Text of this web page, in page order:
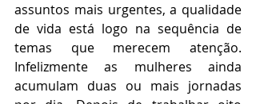
assuntos mais urgentes, a qualidade
de vida está logo na sequência de
temas que merecem atenção.
Infelizmente as mulheres ainda
acumulam duas ou mais jornadas